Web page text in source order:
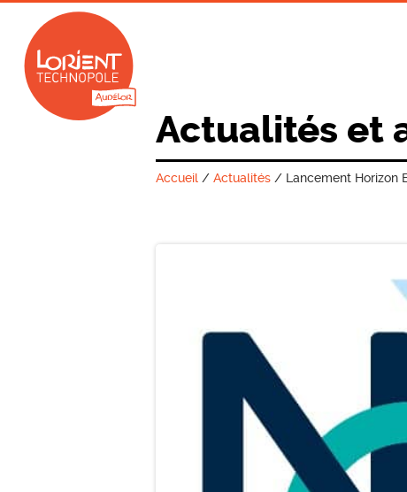
Actualités et
Accueil /Actualités / Lancement Horizon